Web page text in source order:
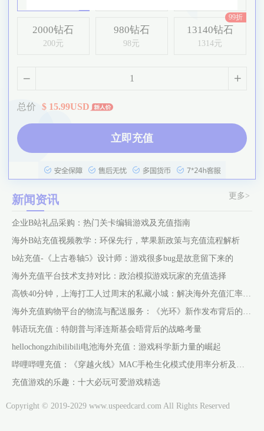
2000钻石
200元
980钻石
98元
13140钻石
1314元
99折
总价 $ 15.99USD
立即充值
新闻资讯 更多>
企业B站礼品采购：热门关卡编辑游戏及充值指南
海外B站充值视频教学：环保先行，苹果新政策与充值流程解析
b站充值-《上古卷轴5》设计师：游戏很多bug是故意留下来的
海外充值平台技术支持对比：政治模拟游戏玩家的充值选择
高铁40分钟，上海打工人过周末的私藏小城：解决海外充值汇率过高问题
海外充值购物平台的物流与配送服务：《光环》新作发布背后的支持力量
韩语玩充值：特朗普与泽连斯基会晤背后的战略考量
hellochongzhibilibili电池海外充值：游戏科学新力量的崛起
哔哩哔哩充值：《穿越火线》MAC手枪生化模式使用率分析及充值指南
充值游戏的乐趣：十大必玩可爱游戏精选
Copyright © 2019-2029 www.uspeedcard.com All Rights Reserved